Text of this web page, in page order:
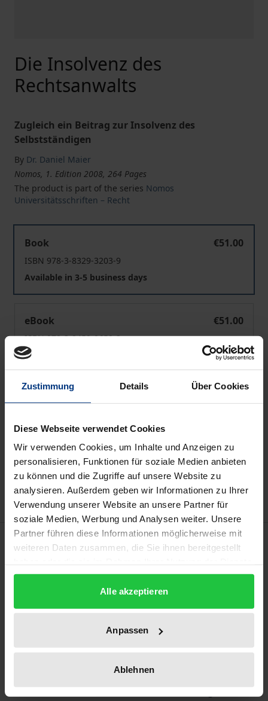
Zustimmung Details Über Cookies
Diese Webseite verwendet Cookies
Wir verwenden Cookies, um Inhalte und Anzeigen zu
personalisieren, Funktionen für soziale Medien anbieten
zu können und die Zugriffe auf unsere Website zu
analysieren. Außerdem geben wir Informationen zu Ihrer
Verwendung unserer Website an unsere Partner für
soziale Medien, Werbung und Analysen weiter. Unsere
Partner führen diese Informationen möglicherweise mit
weiteren Daten zusammen, die Sie ihnen bereitgestellt
gesammelt haben.
Alle akzeptieren
Anpassen
Ablehnen
Die Insolvenz des
Rechtsanwalts
Zugleich ein Beitrag zur Insolvenz des
Selbstständigen
By Dr. Daniel Maier
Nomos, 1. Edition 2008, 264 Pages
The product is part of the series Nomos
Universitätsschriften – Recht
Book
€51.00
ISBN 978-3-8329-3203-9
Available in 3-5 business days
eBook
€51.00
ISBN 978-3-8452-0652-3
Available
Add to Cart
Add to Wish List
Delivery cost notice
Description
Mit der Zunahme der Zahl anwaltlicher Insolvenzen
stellen sich neue Fragen an der Schnittstelle von
Insolvenz- und Anwaltsrecht. Darf der
Insolvenzverwalter die Kanzlei insgesamt oder
Mandantenakten nehmen? Verliert der